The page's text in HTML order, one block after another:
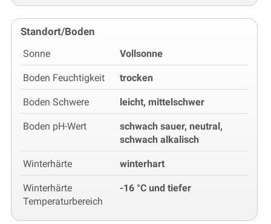
Standort/Boden
Sonne Vollsonne
Boden Feuchtigkeit trocken
Boden Schwere leicht, mittelschwer
Boden pH-Wert
schwach sauer, neutral,
schwach alkalisch
Winterhärte winterhart
Winterhärte
Temperaturbereich
-16 °C und tiefer